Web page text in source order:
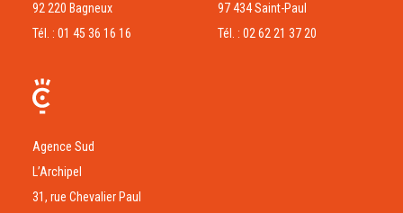
92 220 Bagneux
Tél. : 01 45 36 16 16
97 434 Saint-Paul
Tél. : 02 62 21 37 20
Agence Sud
L’Archipel
31, rue Chevalier Paul